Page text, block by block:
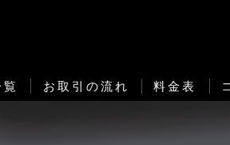
お取引の流れ 料金表